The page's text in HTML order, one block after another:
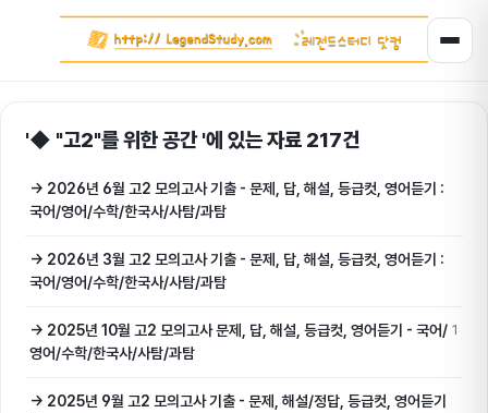
'◆ "고2"를 위한 공간 '에 있는 자료 217건
→ 2026년 6월 고2 모의고사 기출 - 문제, 답, 해설, 등급컷, 영어듣기 :
국어/영어/수학/한국사/사탐/과탐
→ 2026년 3월 고2 모의고사 기출 - 문제, 답, 해설, 등급컷, 영어듣기 :
국어/영어/수학/한국사/사탐/과탐
→ 2025년 10월 고2 모의고사 문제, 답, 해설, 등급컷, 영어듣기 - 국어/
영어/수학/한국사/사탐/과탐
1
→ 2025년 9월 고2 모의고사 기출 - 문제, 해설/정답, 등급컷, 영어듣기